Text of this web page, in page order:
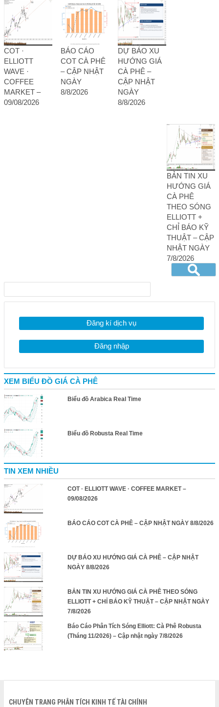
COT ·
ELLIOTT
WAVE ·
COFFEE
MARKET –
09/08/2026
BÁO CÁO
COT CÀ PHÊ
– CẬP NHẬT
NGÀY
8/8/2026
DỰ BÁO XU
HƯỚNG GIÁ
CÀ PHÊ –
CẬP NHẬT
NGÀY
8/8/2026
BẢN TIN XU
HƯỚNG GIÁ
CÀ PHÊ
THEO SÓNG
ELLIOTT +
CHỈ BÁO KỸ
THUẬT – CẬP
NHẬT NGÀY
7/8/2026
Đăng kí dịch vụ
Đăng nhập
XEM BIỂU ĐỒ GIÁ CÀ PHÊ
Biểu đồ Arabica Real Time
Biểu đồ Robusta Real Time
TIN XEM NHIỀU
COT · ELLIOTT WAVE · COFFEE MARKET –
09/08/2026
BÁO CÁO COT CÀ PHÊ – CẬP NHẬT NGÀY 8/8/2026
DỰ BÁO XU HƯỚNG GIÁ CÀ PHÊ – CẬP NHẬT
NGÀY 8/8/2026
BẢN TIN XU HƯỚNG GIÁ CÀ PHÊ THEO SÓNG
ELLIOTT + CHỈ BÁO KỸ THUẬT – CẬP NHẬT NGÀY
7/8/2026
Báo Cáo Phân Tích Sóng Elliott: Cà Phê Robusta
(Tháng 11/2026) – Cập nhật ngày 7/8/2026
CHUYÊN TRANG PHÂN TÍCH KINH TẾ TÀI CHÍNH